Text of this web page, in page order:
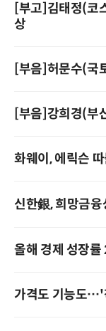
[부고]김태정(코
상
[부음]허문수(국
[부음]강희경(부
화웨이, 에릭슨
신한銀, 희망금
올해 경제 성장
가격도 기능도…'